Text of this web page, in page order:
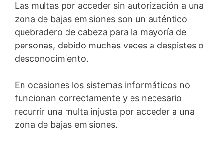
Las multas por acceder sin autorización a una
zona de bajas emisiones son un auténtico
quebradero de cabeza para la mayoría de
personas, debido muchas veces a despistes o
desconocimiento.
En ocasiones los sistemas informáticos no
funcionan correctamente y es necesario
recurrir una multa injusta por acceder a una
zona de bajas emisiones.